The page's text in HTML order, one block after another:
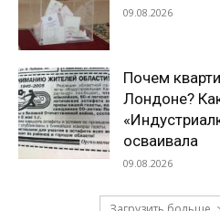
09.08.2026
Почем
Лондоне?
осваивала
09.08.2026